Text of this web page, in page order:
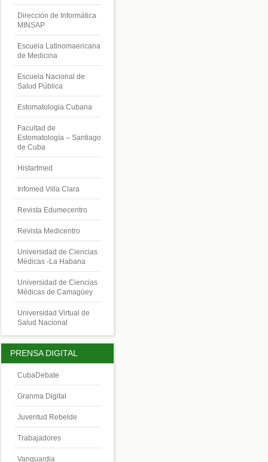
Dirección de Informática
MINSAP
Escuela Latinomaericana
de Medicina
Escuela Nacional de
Salud Pública
Estomatologia.Cubana
Facultad de
Estomatología – Santiago
de Cuba
Histartmed
Infomed Villa Clara
Revista Edumecentro
Revista Medicentro
Universidad de Ciencias
Médicas -La Habana
Universidad de Ciencias
Médicas de Camagüey
Universidad Virtual de
Salud Nacional
PRENSA DIGITAL
CubaDebate
Granma Digital
Juventud Rebelde
Trabajadores
Vanguardia